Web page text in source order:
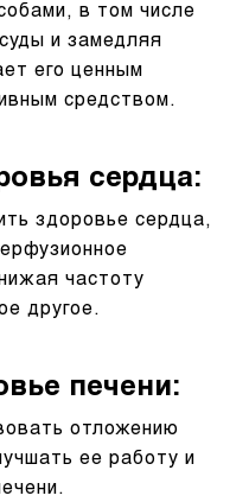
в том числе
и замедляя
его ценным
средством.
сердца:
здоровье сердца,
частоту
другое.
печени:
отложению
ее работу и